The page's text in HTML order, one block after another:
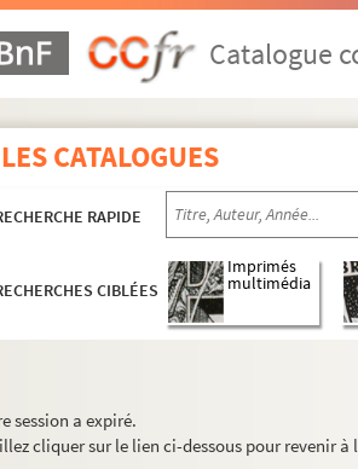
Catalogue
LES CATALOGUES
RAPIDE
CIBLÉES
Imprimés
multimédia
session a expiré.
cliquer sur le lien ci-dessous pour revenir